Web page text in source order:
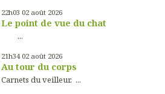
22h03 02 août 2026
Le point de vue du chat
...
21h34 02 août 2026
Au tour du corps
Carnets du veilleur. ...